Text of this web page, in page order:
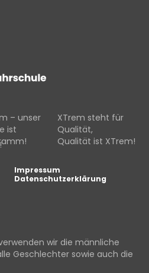
Impressum
Datenschutzerklärung
– unser
ist
XTrem steht für
Qualität,
Qualität ist XTrem!
wir die männliche
Geschlechter sowie auch die